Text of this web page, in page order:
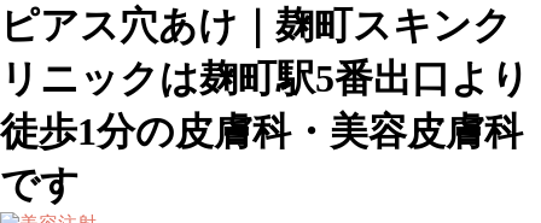
ピアス穴あけ｜麹町スキンク
リニックは麹町駅5番出口より
徒歩1分の皮膚科・美容皮膚科
です